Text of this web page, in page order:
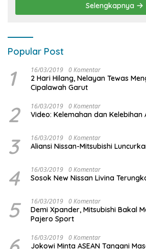
Selengkapnya
Popular Post
1 16/03/2019 0 Komentar
2 Hari Hilang, Nelayan Tewas
Cipalawah Garut
2 16/03/2019 0 Komentar
Video: Kelemahan dan Kelebihan
3 16/03/2019 0 Komentar
Aliansi Nissan-Mitsubishi
4 16/03/2019 0 Komentar
Sosok New Nissan Livina
5 16/03/2019 0 Komentar
Demi Xpander, Mitsubishi Bakal
Pajero Sport
16/03/2019 0 Komentar
Jokowi Minta ASEAN Tangani